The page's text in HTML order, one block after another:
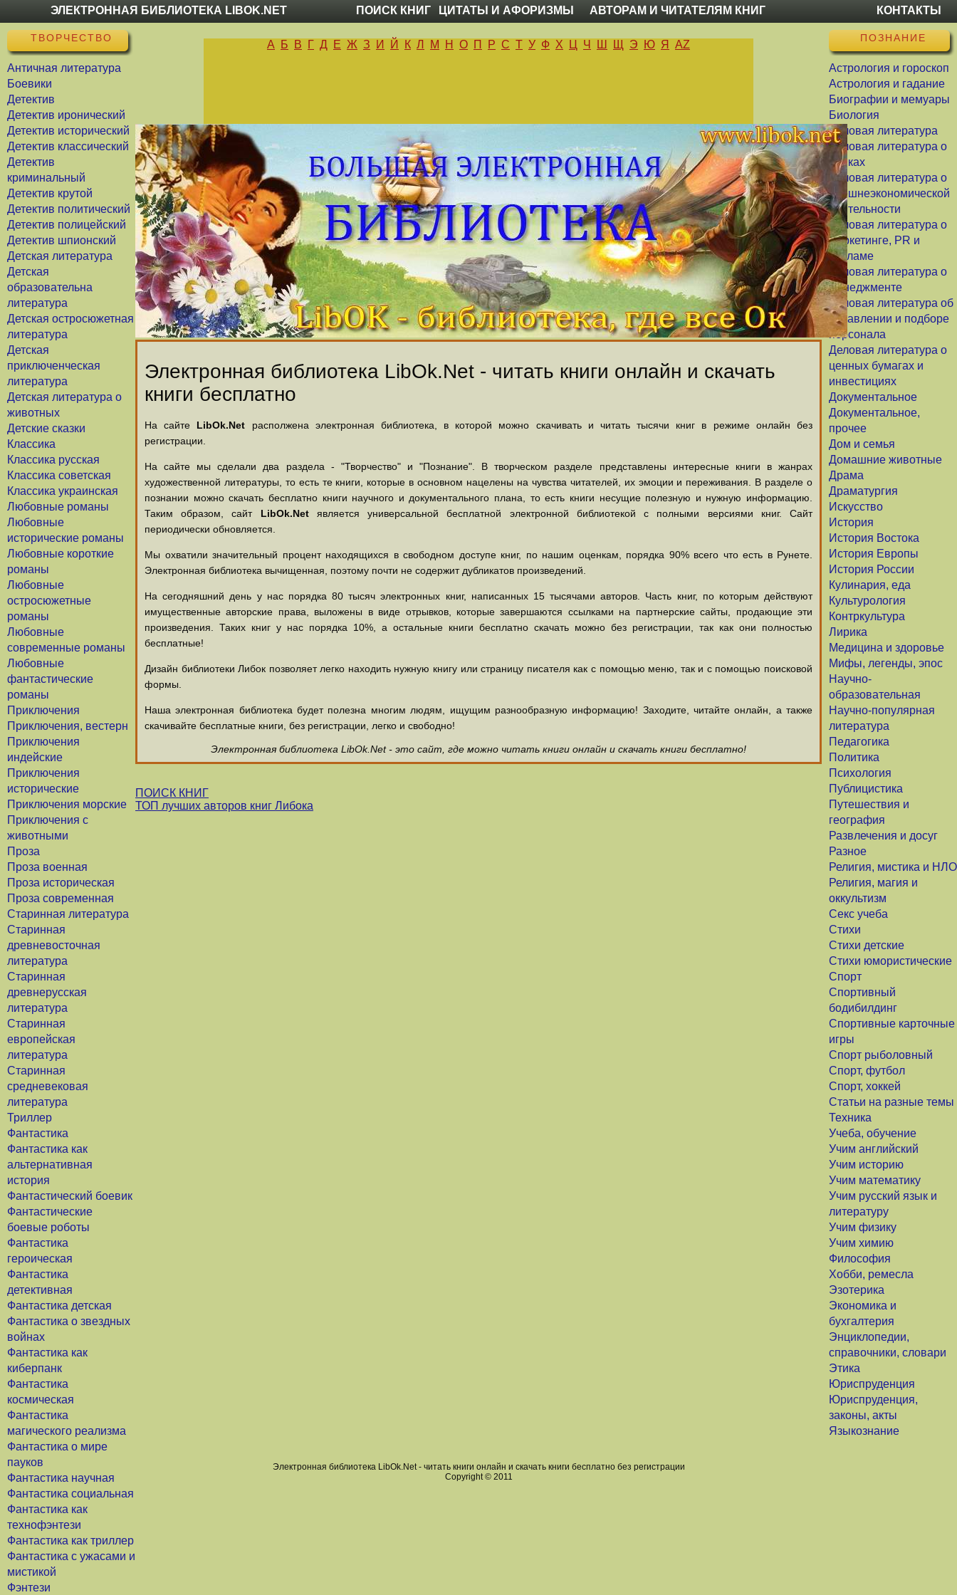
ЭЛЕКТРОННАЯ БИБЛИОТЕКА LIBOK.NET ПОИСК КНИГ ЦИТАТЫ И АФОРИЗМЫ АВТОРАМ И ЧИТАТЕЛЯМ КНИГ КОНТАКТЫ
ТВОРЧЕСТВО
Античная литература
Боевики
Детектив
Детектив иронический
Детектив исторический
Детектив классический
Детектив
криминальный
Детектив крутой
Детектив политический
Детектив полицейский
Детектив шпионский
Детская литература
Детская
образовательна
литература
Детская остросюжетная
литература
Детская
приключенческая
литература
Детская литература о
животных
Детские сказки
Классика
Классика русская
Классика советская
Классика украинская
Любовные романы
Любовные
исторические романы
Любовные короткие
романы
Любовные
остросюжетные
романы
Любовные
современные романы
Любовные
фантастические
романы
Приключения
Приключения, вестерн
Приключения
индейские
Приключения
исторические
Приключения морские
Приключения с
животными
Проза
Проза военная
Проза историческая
Проза современная
Старинная литература
Старинная
древневосточная
литература
Старинная
древнерусская
литература
Старинная
европейская
литература
Старинная
средневековая
литература
Триллер
Фантастика
Фантастика как
альтернативная
история
Фантастический боевик
Фантастические
боевые роботы
Фантастика
героическая
Фантастика
детективная
Фантастика детская
Фантастика о звездных
войнах
Фантастика как
киберпанк
Фантастика
космическая
Фантастика
магического реализма
Фантастика о мире
пауков
Фантастика научная
Фантастика социальная
Фантастика как
технофэнтези
Фантастика как триллер
Фантастика с ужасами и
мистикой
Фэнтези
ПОЗНАНИЕ
Астрология и гороскоп
Астрология и гадание
Биографии и мемуары
Биология
Деловая литература
Деловая литература о
банках
Деловая литература о
внешнеэкономической
деятельности
Деловая литература о
маркетинге, PR и
рекламе
Деловая литература о
менеджменте
Деловая литература об
управлении и подборе
персонала
Деловая литература о
ценных бумагах и
инвестициях
Документальное
Документальное,
прочее
Дом и семья
Домашние животные
Драма
Драматургия
Искусство
История
История Востока
История Европы
История России
Кулинария, еда
Культурология
Контркультура
Лирика
Медицина и здоровье
Мифы, легенды, эпос
Научно-
образовательная
Научно-популярная
литература
Педагогика
Политика
Психология
Публицистика
Путешествия и
география
Развлечения и досуг
Разное
Религия, мистика и НЛО
Религия, магия и
оккультизм
Секс учеба
Стихи
Стихи детские
Стихи юмористические
Спорт
Спортивный
бодибилдинг
Спортивные карточные
игры
Спорт рыболовный
Спорт, футбол
Спорт, хоккей
Статьи на разные темы
Техника
Учеба, обучение
Учим английский
Учим историю
Учим математику
Учим русский язык и
литературу
Учим физику
Учим химию
Философия
Хобби, ремесла
Эзотерика
Экономика и
бухгалтерия
Энциклопедии,
справочники, словари
Этика
Юриспруденция
Юриспруденция,
законы, акты
Языкознание
А Б В Г Д Е Ж З И Й К Л М Н О П Р С Т У Ф Х Ц Ч Ш Щ Э Ю Я AZ
Электронная библиотека LibOk.Net - читать книги онлайн и скачать
книги бесплатно
На сайте LibOk.Net располжена электронная библиотека, в которой можно скачивать и читать тысячи книг в режиме онлайн без
регистрации.
На сайте мы сделали два раздела - "Творчество" и "Познание". В творческом разделе представлены интересные книги в жанрах
художественной литературы, то есть те книги, которые в основном нацелены на чувства читателей, их эмоции и переживания. В разделе о
познании можно скачать бесплатно книги научного и документального плана, то есть книги несущие полезную и нужную информацию.
Таким образом, сайт LibOk.Netявляется универсальной бесплатной электронной библиотекой с полными версиями книг. Сайт
периодически обновляется.
Мы охватили значительный процент находящихся в свободном доступе книг, по нашим оценкам, порядка 90% всего что есть в Рунете.
Электронная библиотека вычищенная, поэтому почти не содержит дубликатов произведений.
На сегодняшний день у нас порядка 80 тысяч электронных книг, написанных 15 тысячами авторов. Часть книг, по которым действуют
имущественные авторские права, выложены в виде отрывков, которые завершаются ссылками на партнерские сайты, продающие эти
произведения. Таких книг у нас порядка 10%, а остальные книги бесплатно скачать можно без регистрации, так как они полностью
бесплатные!
Дизайн библиотеки Либок позволяет легко находить нужную книгу или страницу писателя как с помощью меню, так и с помощью поисковой
формы.
Наша электронная библиотека будет полезна многим людям, ищущим разнообразную информацию! Заходите, читайте онлайн, а также
скачивайте бесплатные книги, без регистрации, легко и свободно!
Электронная библиотека LibOk.Net - это сайт, где можно читать книги онлайн и скачать книги бесплатно!
ПОИСК КНИГ
ТОП лучших авторов книг Либока
Электронная библиотека LibOk.Net - читать книги онлайн и скачать книги бесплатно без регистрации
Copyright © 2011